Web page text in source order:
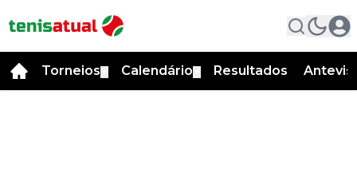
Torneios Calendário Resultados